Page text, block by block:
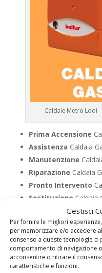
Gestisci
Per fornire le migliori
per memorizzare e/o accedere
consenso a queste tecnologie
comportamento di navigazione
acconsentire o ritirare il
caratteristiche e funzioni.
Caldaie Metro Lodi
Prima Accensione
Assistenza Caldaia
Manutenzione
Riparazione Caldaia
Pronto Intervento
Sostituzione Caldaia
Caldaia
Controllo Fumi
Bollino BluCaldaia
Vendita Caldaia
Offerte Caldaia